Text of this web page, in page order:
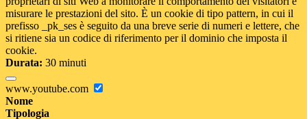
misurare le prestazioni del sito. È un cookie di tipo pattern, in cui il
prefisso _pk_ses è seguito da una breve serie di numeri e lettere, che
si ritiene sia un codice di riferimento per il dominio che imposta il
cookie.
Durata: 30 minuti
www.youtube.com
Nome
Tipologia